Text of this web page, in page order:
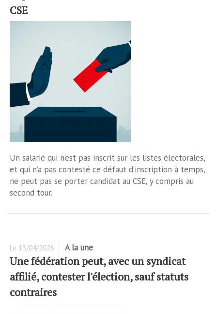
CSE
Un salarié qui n’est pas inscrit sur les listes électorales,
et qui n’a pas contesté ce défaut d’inscription à temps,
ne peut pas se porter candidat au CSE, y compris au
second tour.
Le 13/04/2026 A la une
Une fédération peut, avec un syndicat
affilié, contester l'élection, sauf statuts
contraires